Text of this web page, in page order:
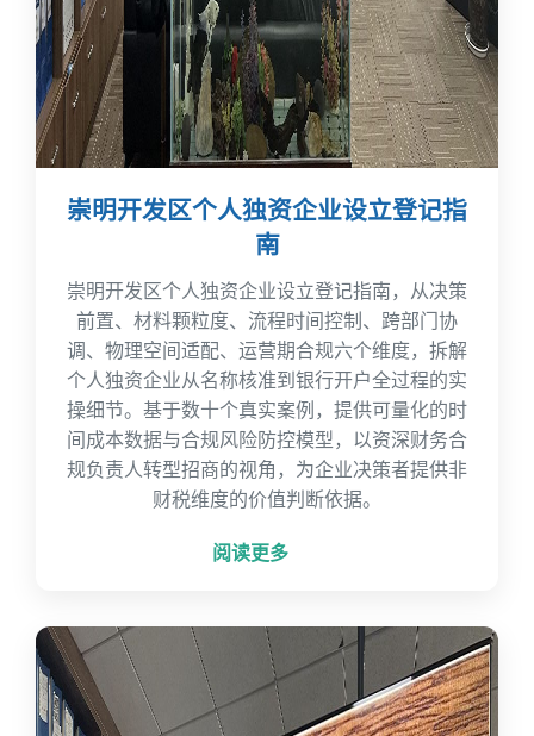
崇明开发区个人独资企业设立登记指
南
崇明开发区个人独资企业设立登记指南，从决策
前置、材料颗粒度、流程时间控制、跨部门协
调、物理空间适配、运营期合规六个维度，拆解
个人独资企业从名称核准到银行开户全过程的实
操细节。基于数十个真实案例，提供可量化的时
间成本数据与合规风险防控模型，以资深财务合
规负责人转型招商的视角，为企业决策者提供非
财税维度的价值判断依据。
阅读更多